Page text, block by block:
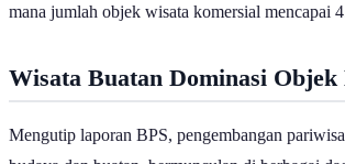
mana jumlah objek wisata komersial mencapai
Wisata Buatan Dominasi
Mengutip laporan BPS, pengembangan